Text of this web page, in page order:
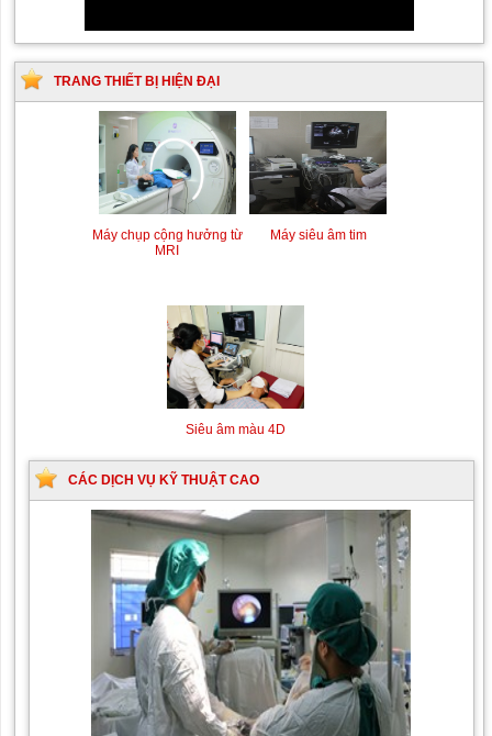
TRANG THIẾT BỊ HIỆN ĐẠI
Máy chụp cộng hưởng từ
MRI
Máy siêu âm tim
Siêu âm màu 4D
CÁC DỊCH VỤ KỸ THUẬT CAO